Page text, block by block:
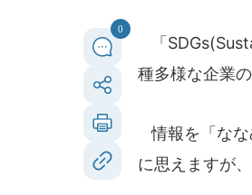
0
「
種多様な企業
情報を「なな
に思えますが